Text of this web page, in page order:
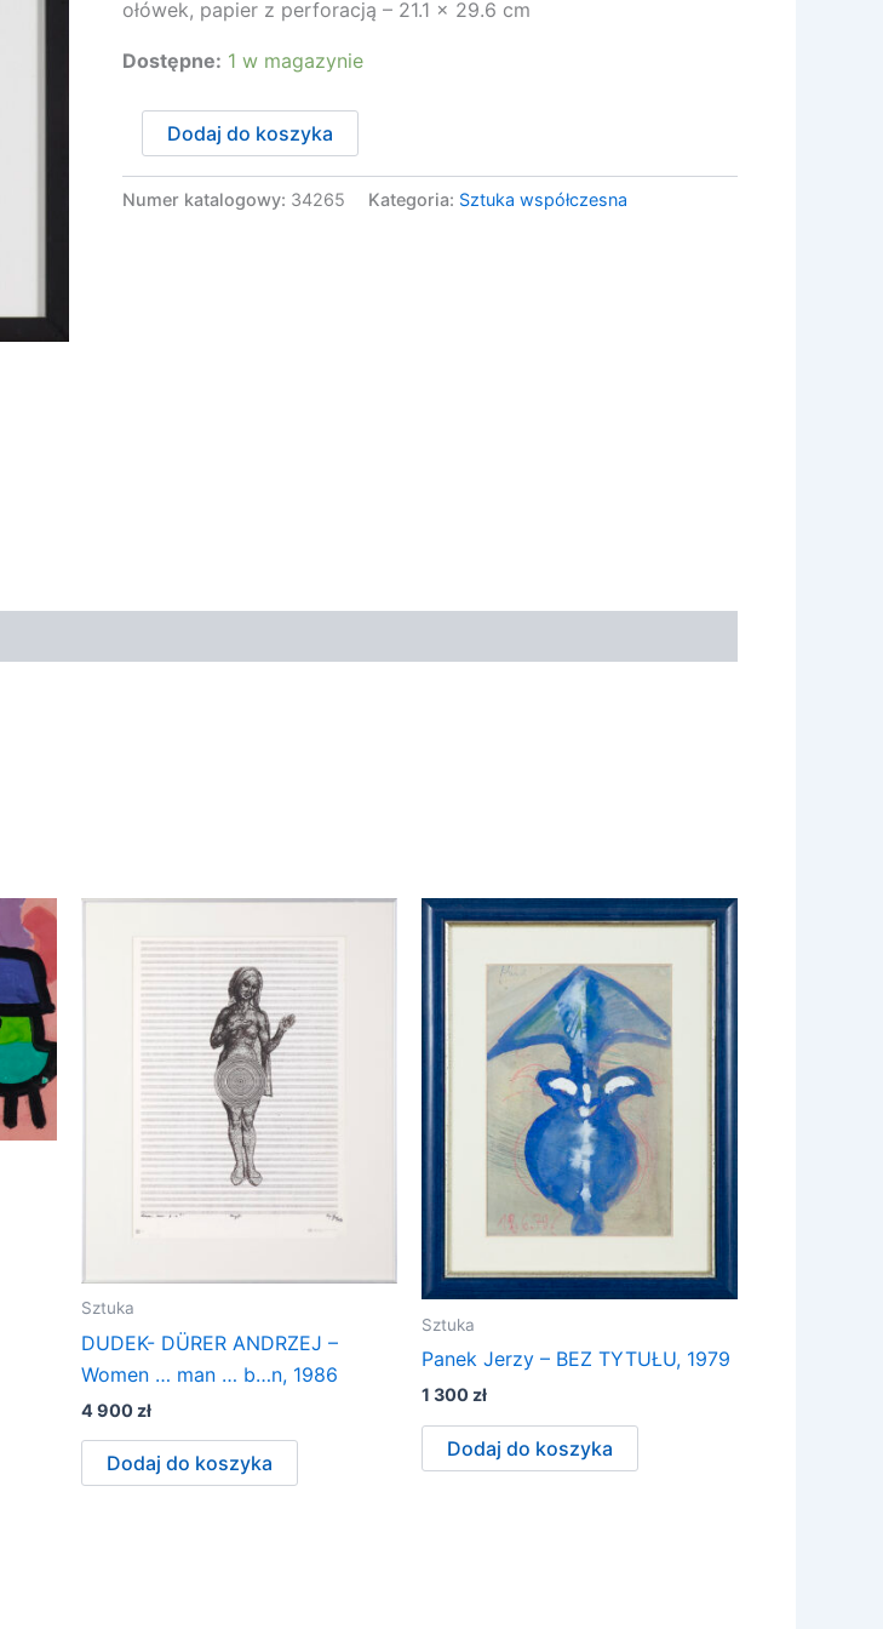
ołówek, papier z perforacją – 21.1 x 29.6 cm
Dostępne: 1 w magazynie
Modzelewski
-
Dodaj do koszyka
Numer katalogowy: 34265 Kategoria: Sztuka współczesna
Sztuka
DUDEK- DÜRER ANDRZEJ –
Women … man … b…n, 1986
4 900 zł
Dodaj do koszyka
Sztuka
Panek Jerzy – BEZ TYTUŁU, 1979
1 300 zł
Dodaj do koszyka